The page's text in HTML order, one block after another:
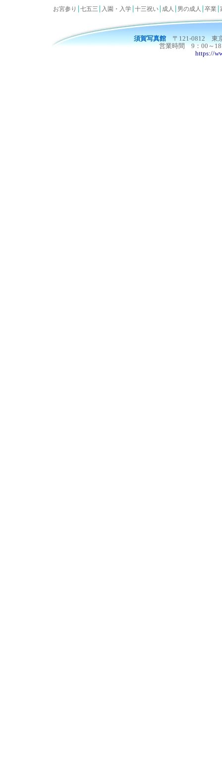
お宮参り 七五三 入園・入学 十三祝い 成人 男の成人 卒業
須賀写真館
〒121-0812 東
営業時間 9：00～
https://